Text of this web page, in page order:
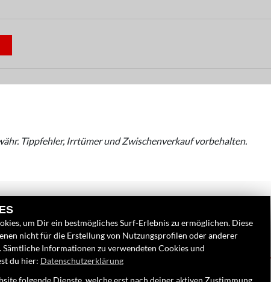
Tippfehler, Irrtümer und Zwischenverkauf vorbehalten.
FINDEN SIE UNS
um Dir ein bestmögliches Surf-Erlebnis zu ermöglichen. Diese
nicht für die Erstellung von Nutzungsprofilen oder anderer
Informationen zu verwendeten Cookies und
du hier: Datenschutzerklärung
folgende Dienste, welche erst nach deiner aktiven Zustimmung